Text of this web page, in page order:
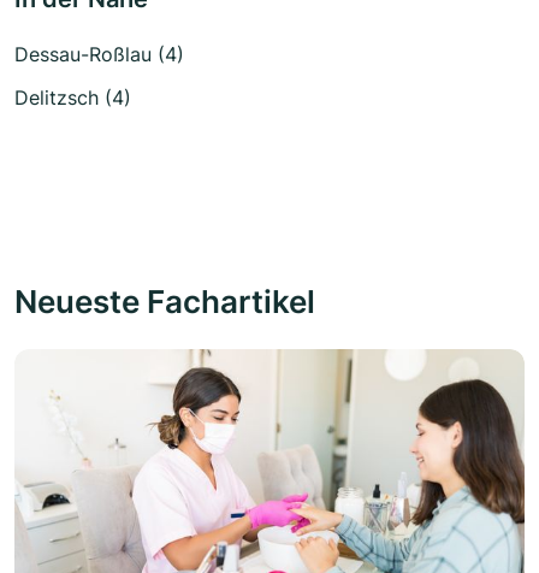
Dessau-Roßlau (4)
Delitzsch (4)
Neueste Fachartikel